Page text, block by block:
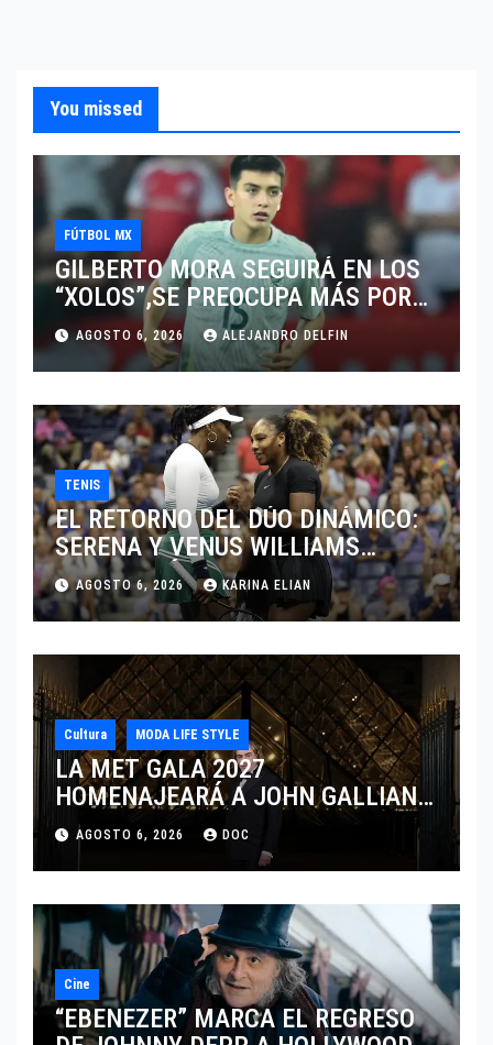
You missed
FÚTBOL MX
GILBERTO MORA SEGUIRÁ EN LOS
“XOLOS”,SE PREOCUPA MÁS POR
JUGAR EN SU EQUIPO.
AGOSTO 6, 2026 ALEJANDRO DELFIN
TENIS
EL RETORNO DEL DÚO DINÁMICO:
SERENA Y VENUS WILLIAMS
DISPUTARÁN LOS DOBLES EN
CINCINNATI 2026
AGOSTO 6, 2026 KARINA ELIAN
Cultura MODA LIFE STYLE
LA MET GALA 2027
HOMENAJEARÁ A JOHN GALLIANO
MARCANDO EL REGRESO DEL REY
DEL DRAMATISMO
AGOSTO 6, 2026 DOC
Cine
“EBENEZER” MARCA EL REGRESO